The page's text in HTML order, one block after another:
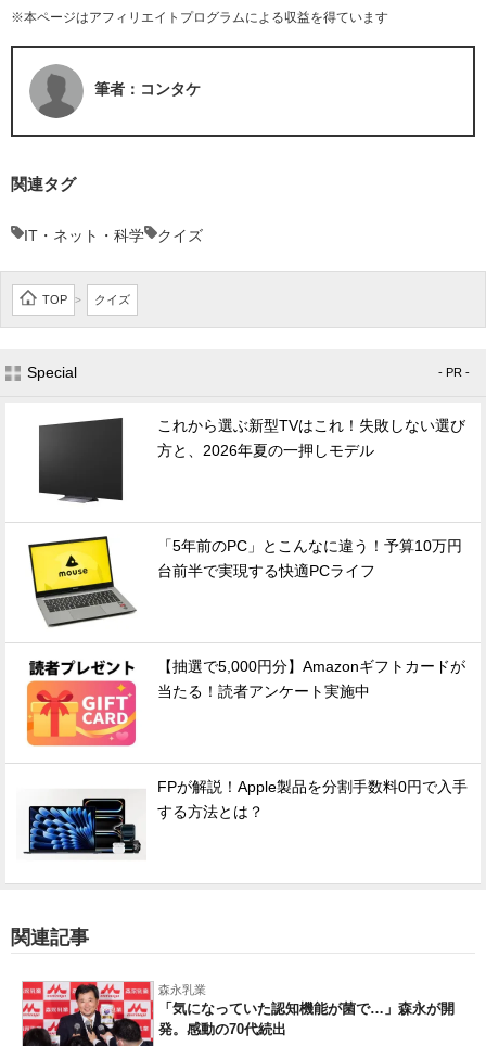
※本ページはアフィリエイトプログラムによる収益を得ています
筆者：コンタケ
関連タグ
IT・ネット・科学 クイズ
TOP > クイズ
Special - PR -
これから選ぶ新型TVはこれ！失敗しない選び
方と、2026年夏の一押しモデル
「5年前のPC」とこんなに違う！予算10万円
台前半で実現する快適PCライフ
【抽選で5,000円分】Amazonギフトカードが
当たる！読者アンケート実施中
FPが解説！Apple製品を分割手数料0円で入手
する方法とは？
関連記事
森永乳業
「気になっていた認知機能が菌で…」森永が開
発。感動の70代続出